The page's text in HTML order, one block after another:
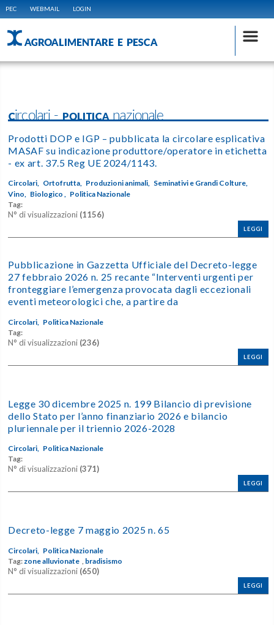
PEC WEBMAIL LOGIN
AGROALIMENTARE E PESCA
Circolari - POLITICA nazionale
Prodotti DOP e IGP – pubblicata la circolare esplicativa
MASAF su indicazione produttore/operatore in etichetta
- ex art. 37.5 Reg UE 2024/1143.
Circolari, Ortofrutta, Produzioni animali, Seminativi e Grandi Colture,
Vino, Biologico , Politica Nazionale
Tag:
N° di visualizzazioni (1156)
LEGGI
Pubblicazione in Gazzetta Ufficiale del Decreto-legge
27 febbraio 2026 n. 25 recante “Interventi urgenti per
fronteggiare l’emergenza provocata dagli eccezionali
eventi meteorologici che, a partire da
Circolari,
Politica Nazionale
Tag:
N° di visualizzazioni (236)
LEGGI
Legge 30 dicembre 2025 n. 199 Bilancio di previsione
dello Stato per l’anno finanziario 2026 e bilancio
pluriennale per il triennio 2026-2028
Circolari, Politica Nazionale
Tag:
N° di visualizzazioni (371)
LEGGI
Decreto-legge 7 maggio 2025 n. 65
Circolari,
Politica Nazionale
Tag: zone alluvionate bradisismo
N° di visualizzazioni (650)
LEGGI